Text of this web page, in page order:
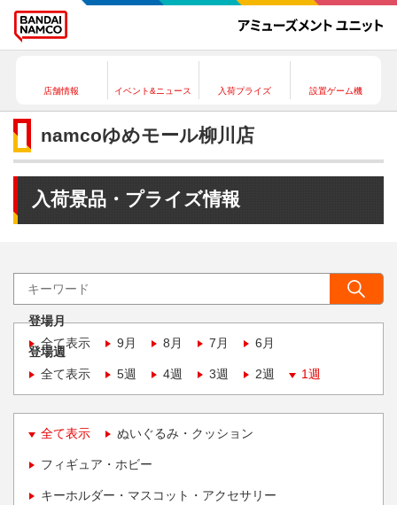
店舗情報 イベント&ニュース 入荷プライズ 設置ゲーム機
namcoゆめモール柳川店
入荷景品・プライズ情報
登場月
全て表示
9月 8月 7月 6月
登場週
全て表示
5週 4週 3週 2週 1週
全て表示 ぬいぐるみ・クッション
フィギュア・ホビー
キーホルダー・マスコット・アクセサリー